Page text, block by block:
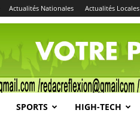
Actualités Nationales Actualités Locales
SPORTS HIGH-TECH